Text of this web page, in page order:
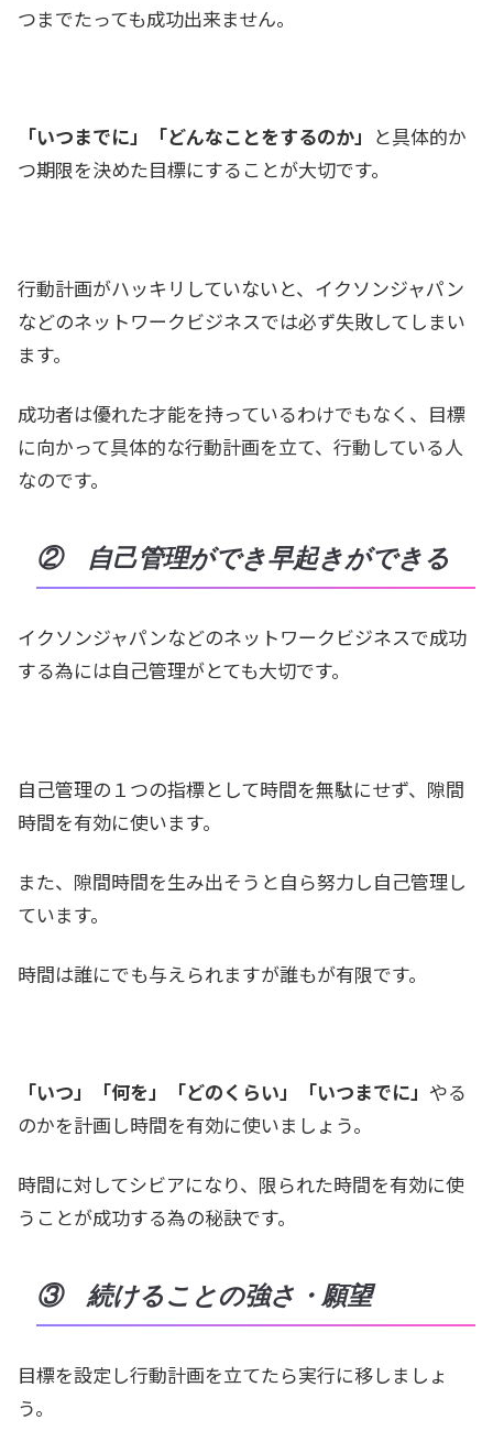
つまでたっても成功出来ません。
「いつまでに」「どんなことをするのか」 と具体的か
つ期限を決めた目標にすることが大切です。
行動計画がハッキリしていないと、イクソンジャパン
などのネットワークビジネスでは必ず失敗してしまい
ます。
成功者は優れた才能を持っているわけでもなく、目標
に向かって具体的な行動計画を立て、行動している人
なのです。
② 自己管理ができ早起きができる
イクソンジャパンなどのネットワークビジネスで成功
する為には自己管理がとても大切です。
自己管理の１つの指標として時間を無駄にせず、隙間
時間を有効に使います。
また、隙間時間を生み出そうと自ら努力し自己管理し
ています。
時間は誰にでも与えられますが誰もが有限です。
「いつ」「何を」「どのくらい」「いつまでに」 やる
のかを計画し時間を有効に使いましょう。
時間に対してシビアになり、限られた時間を有効に使
うことが成功する為の秘訣です。
③ 続けることの強さ・願望
目標を設定し行動計画を立てたら実行に移しましょ
う。